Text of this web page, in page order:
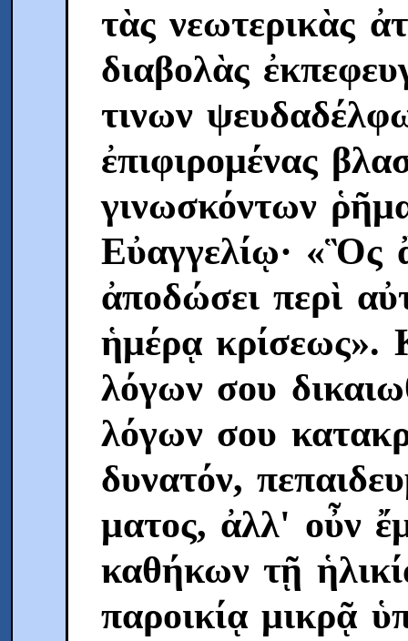
τὰς νεωτερικὰς
διαβολὰς
τινων
ἐπιφιρομένας
γινωσκόντων
Eὐαγγελίῳ· «Ὃς
ἀποδώσει περὶ
ἡμέρᾳ κρίσεως».
λόγων σου
λόγων σου
δυνατόν,
ματος, ἀλλ' οὖν
καθήκων τῇ
παροικίᾳ μικρᾷ